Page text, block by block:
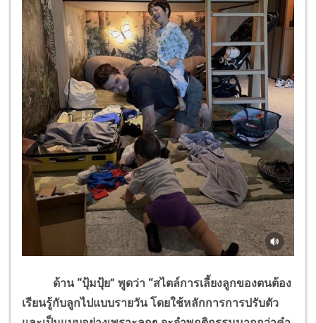
ด้าน “ปุ้มปุ้ย” พูดว่า “สไตล์การเลี้ยงลูกของตนต้อง
เรียนรู้กับลูกไปแบบรายวัน โดยใช้หลักการการปรับตัว